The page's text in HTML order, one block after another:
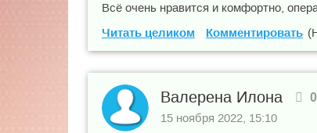
Всё очень нравится и комфортно,
Читать целиком
Комментировать
Валерена Илона
0
15 ноября 2022, 15:10